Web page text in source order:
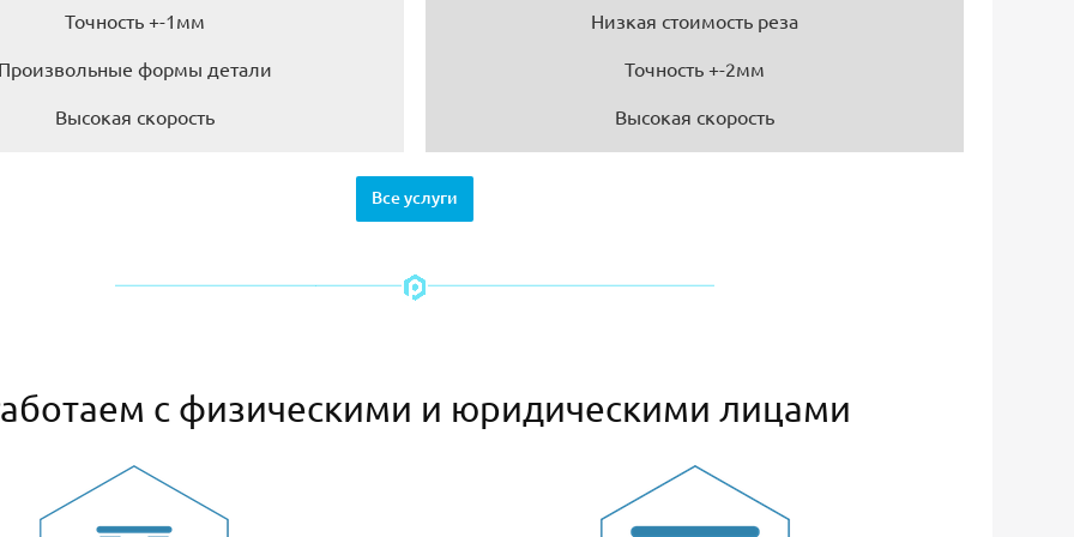
Точность +-1мм
формы детали
Высокая скорость
Низкая стоимость реза
Точность +-2мм
Высокая скорость
Все услуги
с физическими и юридическими лицами